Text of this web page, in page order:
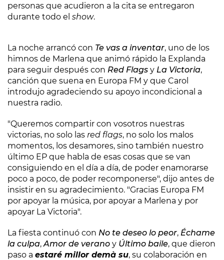
personas que acudieron a la cita se entregaron
durante todo el show.
La noche arrancó con Te vas a inventar, uno de los
himnos de Marlena que animó rápido la Explanda
para seguir después con Red Flags y La Victoria,
canción que suena en Europa FM y que Carol
introdujo agradeciendo su apoyo incondicional a
nuestra radio.
"Queremos compartir con vosotros nuestras
victorias, no solo las red flags, no solo los malos
momentos, los desamores, sino también nuestro
último EP que habla de esas cosas que se van
consiguiendo en el día a día, de poder enamorarse
poco a poco, de poder recomponerse", dijo antes de
insistir en su agradecimiento. "Gracias Europa FM
por apoyar la música, por apoyar a Marlena y por
apoyar La Victoria".
La fiesta continuó con No te deseo lo peor, Échame
la culpa,Amor de verano y Último baile, que dieron
paso a estaré millor demà su, su colaboración en